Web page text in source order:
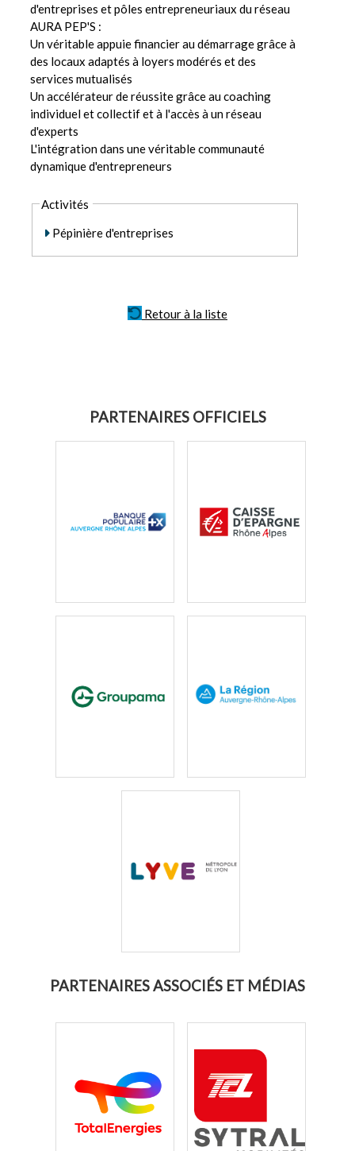
d'entreprises et pôles entrepreneuriaux du réseau
AURA PEP'S :
Un véritable appuie financier au démarrage grâce à
des locaux adaptés à loyers modérés et des
services mutualisés
Un accélérateur de réussite grâce au coaching
individuel et collectif et à l'accès à un réseau
d'experts
L'intégration dans une véritable communauté
dynamique d'entrepreneurs
Activités
Pépinière d'entreprises
Retour à la liste
PARTENAIRES OFFICIELS
PARTENAIRES ASSOCIÉS ET MÉDIAS